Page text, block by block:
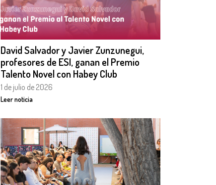
David Salvador y Javier Zunzunegui,
profesores de ESI, ganan el Premio
Talento Novel con Habey Club
1 de julio de 2026
Leer noticia